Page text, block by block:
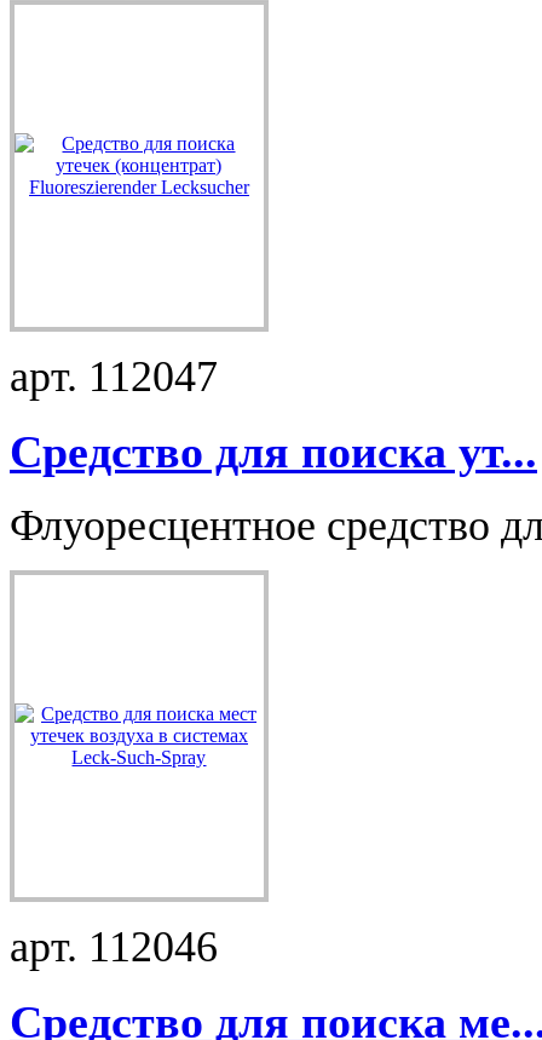
арт. 112047
Средство для поиска ут...
Флуоресцентное средство
арт. 112046
Средство для поиска